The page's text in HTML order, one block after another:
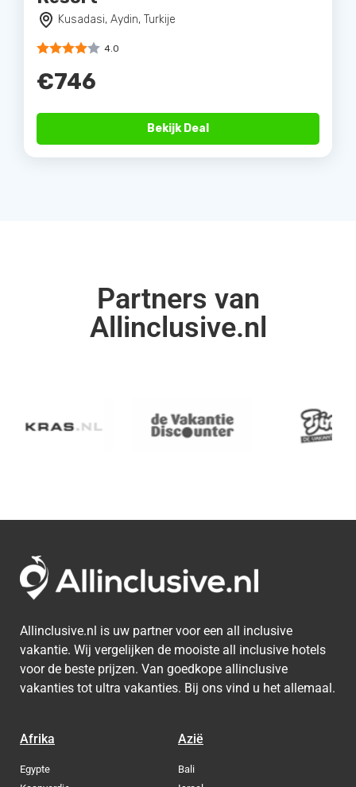
Kusadasi, Aydin, Turkije
4.0
€746
Bekijk Deal
Partners van
Allinclusive.nl
Allinclusive.nl is uw partner voor een all inclusive
vakantie. Wij vergelijken de mooiste all inclusive hotels
voor de beste prijzen. Van goedkope allinclusive
vakanties tot ultra vakanties. Bij ons vind u het allemaal.
Afrika
Egypte
Azië
Bali